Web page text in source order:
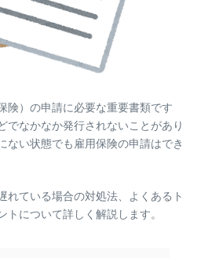
険）の申請に必要な重要書類です
でなかなか発行されないことがあり
ない状態でも雇用保険の申請はでき
れている場合の対処法、よくあるト
について詳しく解説します。